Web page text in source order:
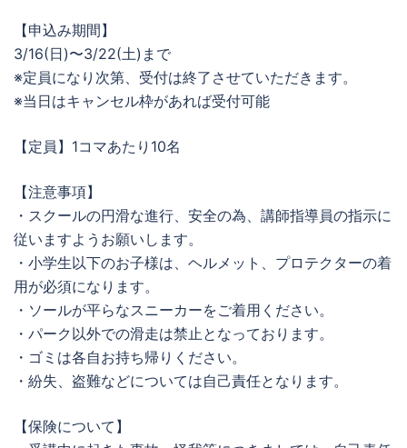
【申込み期間】
3/16(日)〜3/22(土)まで
※定員になり次第、受付は終了させていただきます。
※当日はキャンセル枠があれば受付可能
【定員】1コマあたり10名
【注意事項】
・スクールの円滑な進行、安全の為、講師指導員の指示に
従いますようお願いします。
・小学生以下のお子様は、ヘルメット、プロテクターの着
用が必須になります。
・ソールが平らなスニーカーをご着用ください。
・パーク以外での滑走は禁止となっております。
・ゴミは各自お持ち帰りください。
・紛失、盗難などについては自己責任となります。
【保険について】